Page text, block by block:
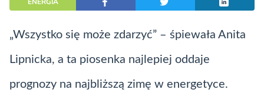
ENERGIA
„Wszystko się może zdarzyć” – śpiewała Anita
Lipnicka, a ta piosenka najlepiej oddaje
prognozy na najbliższą zimę w energetyce.